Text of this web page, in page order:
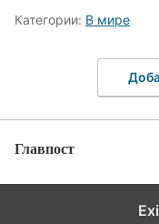
Категории: В мире
Главпост